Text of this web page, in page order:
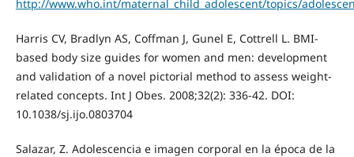
http://www.who.int/maternal_child_adolescent/topics/
Harris CV, Bradlyn AS, Coffman J, Gunel E, Cottrell L. BMI-
based body size guides for women and men: development
and validation of a novel pictorial method to assess weight-
related concepts. Int J Obes. 2008;32(2): 336-42. DOI:
10.1038/sj.ijo.0803704
Salazar, Z. Adolescencia e imagen corporal en la época de la